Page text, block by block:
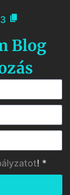

Blog
! *